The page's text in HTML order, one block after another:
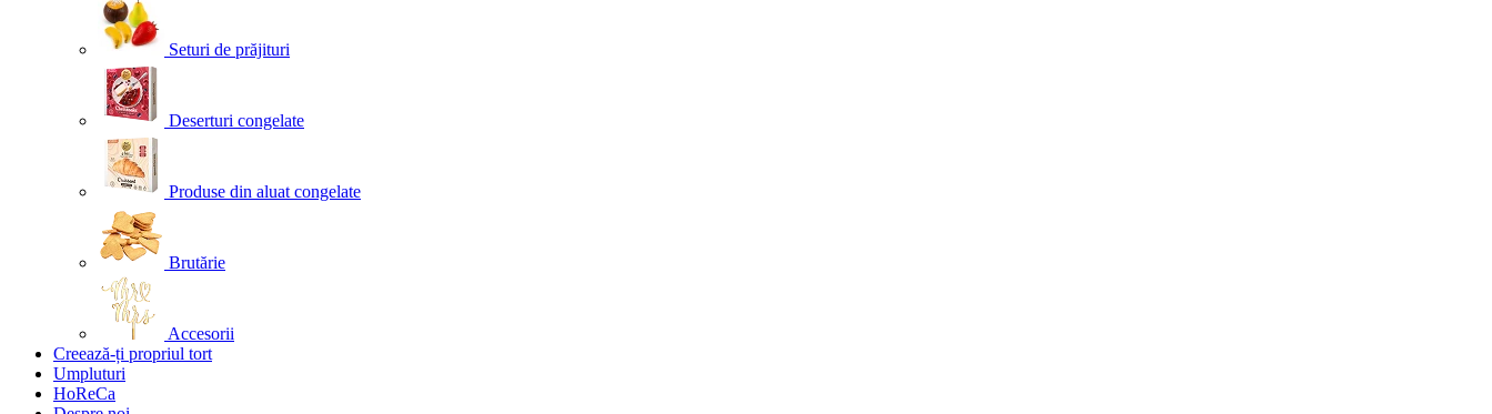
Seturi de prăjituri
Deserturi congelate
Produse din aluat congelate
Brutărie
Accesorii
Creează-ți propriul tort
Umpluturi
HoReCa